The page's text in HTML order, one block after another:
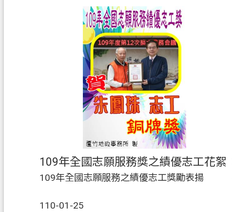
109年全國志願服務獎之績優志工花絮
110-01-25
109年全國志願服務之績優志工獎勵表揚